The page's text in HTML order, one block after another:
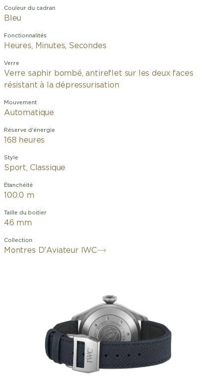
Couleur du cadran
Bleu
Fonctionnalités
Heures, Minutes, Secondes
Verre
Verre saphir bombé, antireflet sur les deux faces
résistant à la dépressurisation
Mouvement
Automatique
Réserve d'énergie
168 heures
Style
Sport, Classique
Étanchéité
100.0 m
Taille du boitier
46 mm
Collection
Montres D'Aviateur IWC
capable de concevoir des instruments
de précision professionnels pour les
pilotes, mais qui affiche également un
design fonctionnel et utilitaire, décliné
dans différentes éditions spéciales,
l’élevant au rang d’icône culturelle, dont
l’attrait rayonne bien au-delà du monde